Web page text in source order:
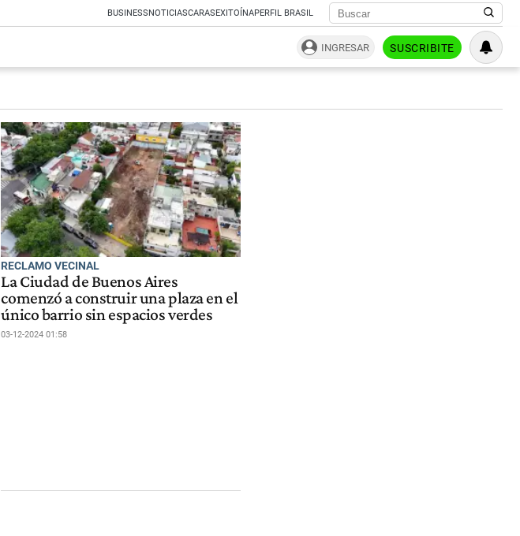
BUSINESSNOTICIASCARASEXITOÍNAPERFIL BRASIL
INGRESAR SUSCRIBITE
RECLAMO VECINAL
La Ciudad de Buenos Aires
comenzó a construir una plaza en el
único barrio sin espacios verdes
03-12-2024 01:58